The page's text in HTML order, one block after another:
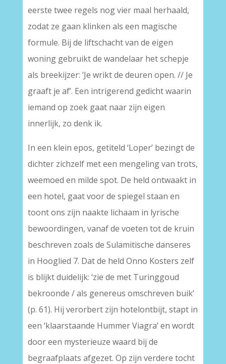
eerste twee regels nog vier maal herhaald,
zodat ze gaan klinken als een magische
formule. Bij de liftschacht van de eigen
woning gebruikt de wandelaar het schepje
als breekijzer: ‘Je wrikt de deuren open. // Je
graaft je af’. Een intrigerend gedicht waarin
iemand op zoek gaat naar zijn eigen
innerlijk, zo denk ik.
In een klein epos, getiteld ‘Loper’ bezingt de
dichter zichzelf met een mengeling van trots,
weemoed en milde spot. De held ontwaakt in
een hotel, gaat voor de spiegel staan en
toont ons zijn naakte lichaam in lyrische
bewoordingen, vanaf de voeten tot de kruin
beschreven zoals de Sulamitische danseres
in Hooglied 7. Dat de held Onno Kosters zelf
is blijkt duidelijk: ‘zie de met Turinggoud
bekroonde / als genereus omschreven buik’
(p. 61). Hij verorbert zijn hotelontbijt, stapt in
een ‘klaarstaande Hummer Viagra’ en wordt
door een mysterieuze waard bij de
begraafplaats afgezet. Op zijn verdere tocht